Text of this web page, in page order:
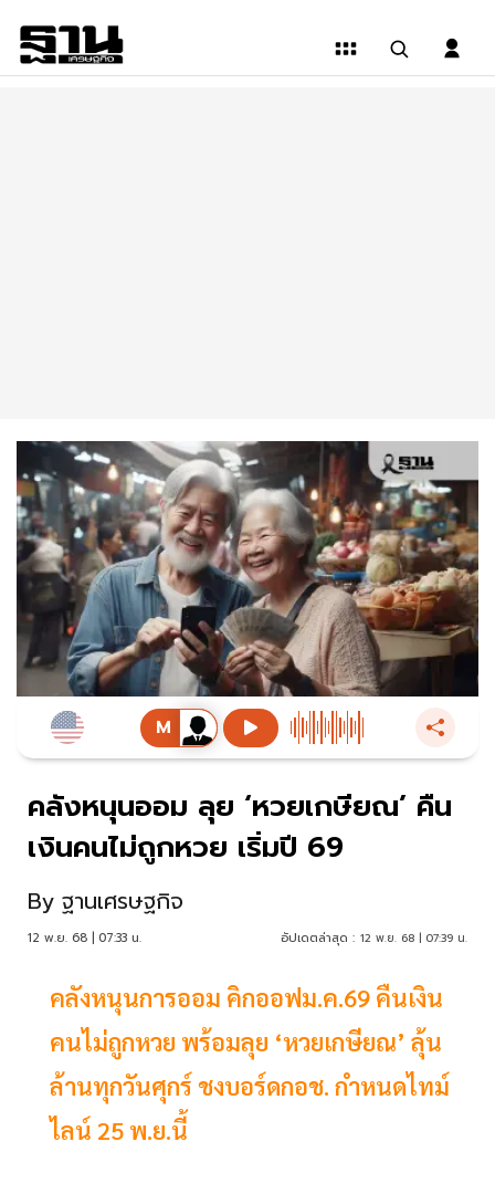
คลังหนุนออม ลุย ‘หวยเกษียณ’ คืน
เงินคนไม่ถูกหวย เริ่มปี 69
By ฐานเศรษฐกิจ
12 พ.ย. 68 | 07:33 น. อัปเดตล่าสุด : 12 พ.ย. 68 | 07:39 น.
คลังหนุนการออม คิกออฟม.ค.69 คืนเงิน
คนไม่ถูกหวย พร้อมลุย ‘หวยเกษียณ’ ลุ้น
ล้านทุกวันศุกร์ ชงบอร์ดกอช. กำหนดไทม์
ไลน์ 25 พ.ย.นี้